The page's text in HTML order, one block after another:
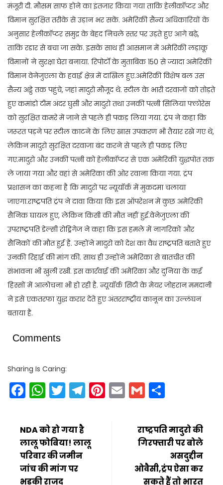
मंजूरी दी. मौसम साफ होने का इंतजार किया गया ताकि हेलीकॉप्टर और
विमान सुरक्षित तरीके से उड़ान भर सकें. अमेरिकी सैन्य अधिकारियों के
अनुसार हेलीकॉप्टर समुद्र के बेहद निचले स्तर पर उड़ते हुए आगे बढ़े,
ताकि रडार से बचा जा सके. इसके साथ ही आसमान में अमेरिकी लड़ाकू
विमानों ने सुरक्षा घेरा बनाया. रिपोर्टों के मुताबिक 150 से ज्यादा अमेरिकी
विमान वेनेजुएला के हवाई क्षेत्र में दाखिल हुए.अमेरिकी विशेष बल उस
सैन्य अड्डे तक पहुंचे, जहां मादुरो मौजूद थे. स्टील के भारी दरवाजों को तोड़ते
हुए कमांडो टीम अंदर घुसी और मादुरो तथा उनकी पत्नी सिलिया फ्लोरेस
को सुरक्षित कमरे में जाने से पहले ही पकड़ लिया गया. ट्रंप ने कहा कि
जरूरत पड़ने पर स्टील काटने के लिए खास उपकरण भी तैयार रखे गए थे,
लेकिन मादुरो सुरक्षित दरवाजा बंद करने से पहले ही पकड़ लिए
गए.मादुरो और उनकी पत्नी को हेलीकॉप्टर से एक अमेरिकी युद्धपोत तक
ले जाया गया और वहां से अमेरिका की ओर रवाना किया गया. ट्रंप
प्रशासन का कहना है कि मादुरो पर न्यूयॉर्क में मुकदमा चलाया
जाएगा.राष्ट्रपति ट्रंप ने दावा किया कि इस ऑपरेशन में कुछ अमेरिकी
सैनिक घायल हुए, लेकिन किसी की मौत नहीं हुई.वेनेजुएला की
उपराष्ट्रपति डेल्सी रोड्रिगेज ने कहा कि इस हमले में नागरिकों और
सैनिकों की मौत हुई है. उन्होंने मादुरो को देश का वैध राष्ट्रपति बताते हुए
उनकी रिहाई की मांग की. साथ ही उन्होंने अमेरिका से बातचीत की
संभावना भी खुली रखी. इस कार्रवाई की अमेरिका और दुनिया के कई
हिस्सों में आलोचना भी हो रही है. न्यूयॉर्क सिटी के मेयर जोहरान ममदानी
ने इसे एकतरफा युद्ध करार देते हुए अंतरराष्ट्रीय कानून का उल्लंघन
बताया है.
Comments
Sharing Is Caring:
Facebook
WhatsApp
Twitter
Telegram
Pinterest
EmailGmail
NDA को हो गया है
लालू फोबिया! लालू
परिवार की जमीन
जांच की मांग पर
भड़की राजद
राष्ट्रपति मादुरो की
गिरफ्तारी पर बोले
असदुद्दीन
ओवैसी,ट्रंप ऐसा कर
सकते हैं तो भारत